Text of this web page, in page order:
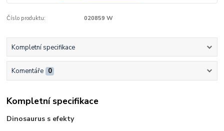
Číslo produktu: 020859 W
Kompletní specifikace
Komentáře 0
Kompletní specifikace
Dinosaurus s efekty